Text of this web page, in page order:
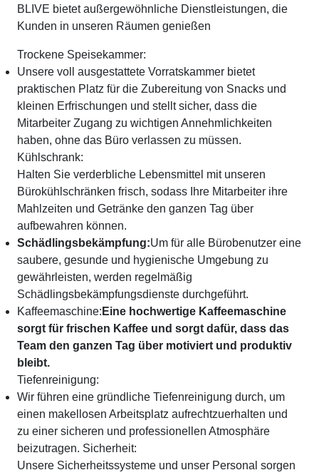
BLIVE bietet außergewöhnliche Dienstleistungen, die
Kunden in unseren Räumen genießen
Trockene Speisekammer:
Unsere voll ausgestattete Vorratskammer bietet
praktischen Platz für die Zubereitung von Snacks und
kleinen Erfrischungen und stellt sicher, dass die
Mitarbeiter Zugang zu wichtigen Annehmlichkeiten
haben, ohne das Büro verlassen zu müssen.
Kühlschrank:
Halten Sie verderbliche Lebensmittel mit unseren
Bürokühlschränken frisch, sodass Ihre Mitarbeiter ihre
Mahlzeiten und Getränke den ganzen Tag über
aufbewahren können.
Schädlingsbekämpfung:Um für alle Bürobenutzer eine
saubere, gesunde und hygienische Umgebung zu
gewährleisten, werden regelmäßig
Schädlingsbekämpfungsdienste durchgeführt.
Kaffeemaschine: Eine hochwertige Kaffeemaschine
sorgt für frischen Kaffee und sorgt dafür, dass das
Team den ganzen Tag über motiviert und produktiv
bleibt.
Tiefenreinigung:
Wir führen eine gründliche Tiefenreinigung durch, um
einen makellosen Arbeitsplatz aufrechtzuerhalten und
zu einer sicheren und professionellen Atmosphäre
beizutragen. Sicherheit:
Unsere Sicherheitssysteme und unser Personal sorgen